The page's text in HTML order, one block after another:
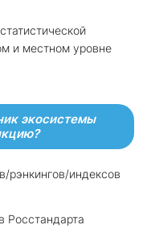
и местном уровне
экосистемы
рэнкингов/индексов
Росстандарта